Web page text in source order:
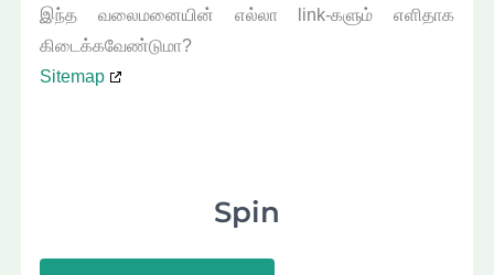
இந்த வலைமனையின் எல்லா link-களும் எளிதாக
கிடைக்கவேண்டுமா?
Sitemap
Spin